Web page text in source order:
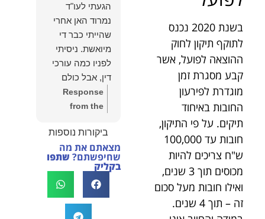
בשנת 2020 נכנס
לתוקף תיקון לחוק
ההוצאה לפועל, אשר
קבע מסגרת זמן
מוגדרת לפירעון
החובות באיחוד
תיקים. על פי התיקון,
חובות עד 100,000
ש"ח צריכים להיות
מכוסים תוך 3 שנים,
ואילו חובות מעל סכום
זה – תוך 4 שנים.
לשמוע שהייעוץ
עזר לך ושהיית
מרוצה.
מבחינתנו הוגנות
ומקצועיות הן
מעל הכל. נשמח
תמיד לעמוד
לרשותך בהמשך
הגעתי לעו"ד
נמרוד האן אחרי
שהייתי כבר די
מיואשת. ניסיתי
לפניו כמה עורכי
דין, אבל כולם
נרתעו כי היה
מדובר בנושא
וסירבו לקחת
אותו.לאחר
שסיפרתי בקצרה
המקרה, הוא
החליט לייצג אותי
Response
from the
רבה על המילים
החמות ועל
האמון. שמחנו
לעמוד לצידך,
במיוחד בתיק לא
פשוט, ומאחלים
ביקורות נוספות
מצאתם את מה
שחיפשתם? שתפו
בקליק